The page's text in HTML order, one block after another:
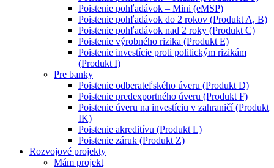
Poistenie pohľadávok – Mini (eMSP)
Poistenie pohľadávok do 2 rokov (Produkt A, B)
Poistenie pohľadávok nad 2 roky (Produkt C)
Poistenie výrobného rizika (Produkt E)
Poistenie investície proti politickým rizikám
(Produkt I)
Pre banky
Poistenie odberateľského úveru (Produkt D)
Poistenie predexportného úveru (Produkt F)
Poistenie úveru na investíciu v zahraničí (Produkt
IK)
Poistenie akreditívu (Produkt L)
Poistenie záruk (Produkt Z)
Rozvojové projekty
Mám projekt